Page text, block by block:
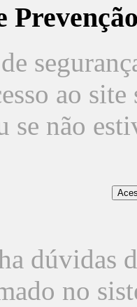
ao
se não
dúvidas
no